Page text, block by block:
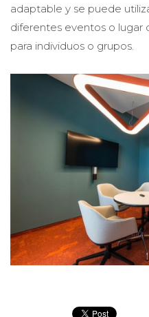
adaptable y se puede
diferentes eventos o lugar
para individuos o grupos.